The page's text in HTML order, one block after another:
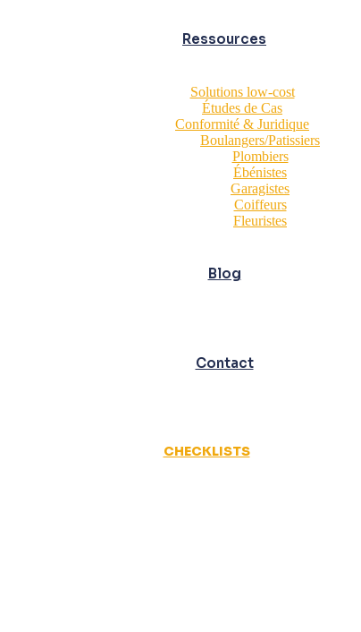
Ressources
Solutions low-cost
Études de Cas
Conformité & Juridique
Boulangers/Patissiers
Plombiers
Ébénistes
Garagistes
Coiffeurs
Fleuristes
Blog
Contact
CHECKLISTS